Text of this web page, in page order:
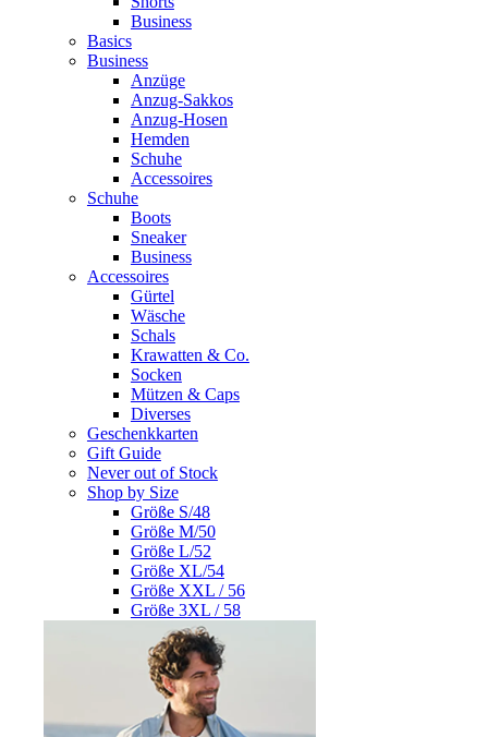
Business
Basics
Business
Anzüge
Anzug-Sakkos
Anzug-Hosen
Hemden
Schuhe
Accessoires
Schuhe
Boots
Sneaker
Business
Accessoires
Gürtel
Wäsche
Schals
Krawatten & Co.
Socken
Mützen & Caps
Diverses
Geschenkkarten
Gift Guide
Never out of Stock
Shop by Size
Größe S/48
Größe M/50
Größe L/52
Größe XL/54
Größe XXL / 56
Größe 3XL / 58